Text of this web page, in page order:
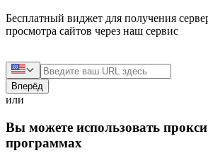
Бесплатный виджет для получения
просмотра сайтов через наш сервис
Вперёд
или
Вы можете использовать
программах